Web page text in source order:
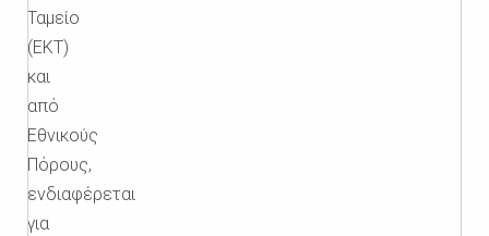
Ταμείο
(ΕΚΤ)
και
από
Εθνικούς
Πόρους,
ενδιαφέρεται
για